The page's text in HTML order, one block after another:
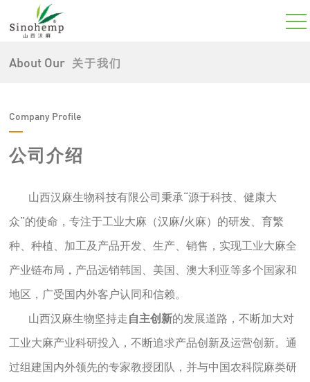
About Our 关于我们
Company Profile
公司介绍
山西汉麻生物科技有限公司秉承“源于科技、健康大
众”的使命，专注于工业大麻（汉麻/火麻）的研发、育繁
种、种植、加工及产品开发、生产、销售，实现工业大麻全
产业链布局，产品远销韩国、美国、澳大利亚等多个国家和
地区，广受国内外客户认同和信赖。
山西汉麻生物坚持走自主创新的发展道路，不断加大对
工业大麻产业科研投入，不断追求产品创新及运营创新。通
过组建国内外领先的专家教授团队，并与中国农科院麻类研